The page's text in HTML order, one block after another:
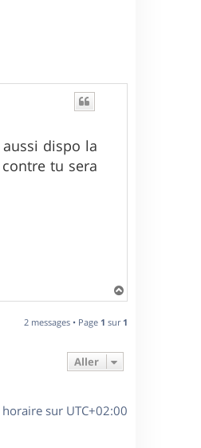
dispo la
tu sera
a
t
2 messages • Page 1 sur 1
Aller
horaire sur UTC+02:00